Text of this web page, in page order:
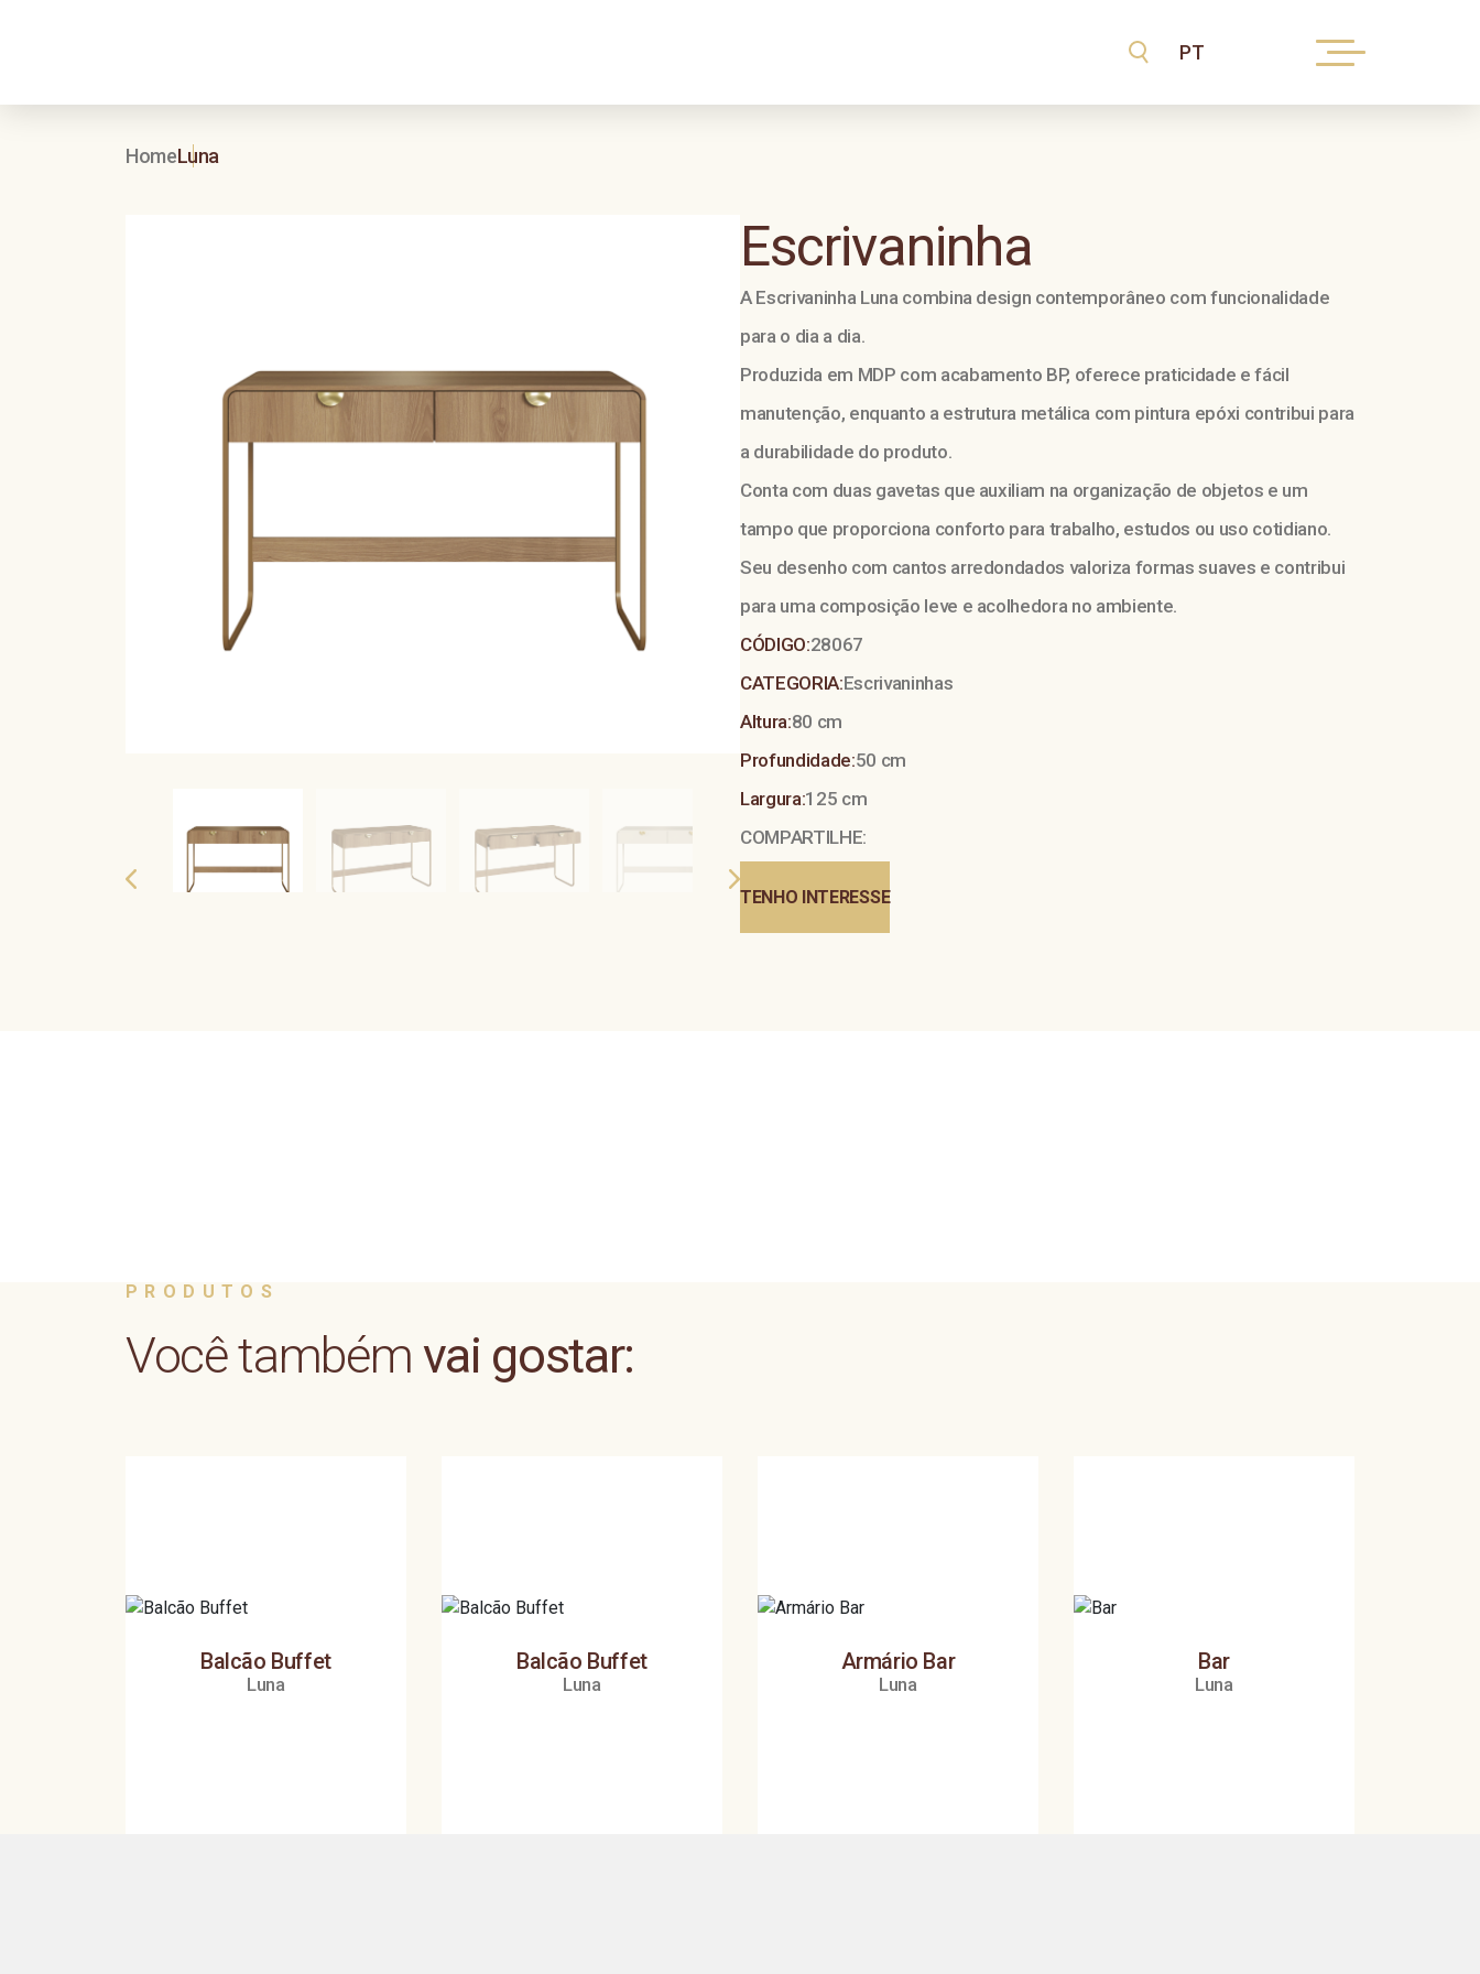
HomeLuna
Escrivaninha
A Escrivaninha Luna combina design contemporâneo com funcionalidade
para o dia a dia.
Produzida em MDP com acabamento BP, oferece praticidade e fácil
manutenção, enquanto a estrutura metálica com pintura epóxi contribui para
a durabilidade do produto.
Conta com duas gavetas que auxiliam na organização de objetos e um
tampo que proporciona conforto para trabalho, estudos ou uso cotidiano.
Seu desenho com cantos arredondados valoriza formas suaves e contribui
para uma composição leve e acolhedora no ambiente.
CÓDIGO:28067
CATEGORIA:Escrivaninhas
Altura:80 cm
Profundidade:50 cm
Largura:125 cm
COMPARTILHE:
TENHO INTERESSE
PRODUTOS
Você também vai gostar:
Balcão Buffet
Luna
Balcão Buffet
Luna
Armário Bar
Luna
Bar
Luna